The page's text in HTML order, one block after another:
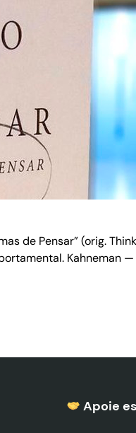
de Pensar” (orig.
Kahneman
Apoie